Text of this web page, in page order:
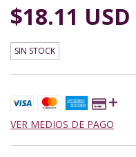
$18.11 USD
SIN STOCK
VER MEDIOS DE PAGO